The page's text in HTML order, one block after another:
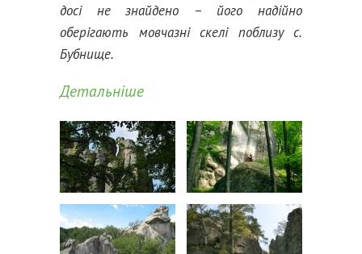
досі не знайдено – його надійно
оберігають мовчазні скелі поблизу с.
Бубнище.
Детальніше